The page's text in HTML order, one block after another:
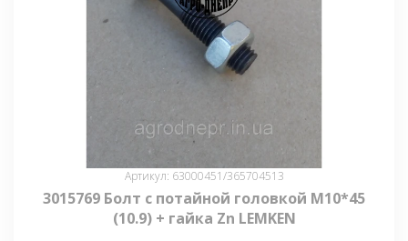
Артикул: 63000451/365704513
3015769 Болт с потайной головкой М10*45
(10.9) + гайка Zn LEMKEN